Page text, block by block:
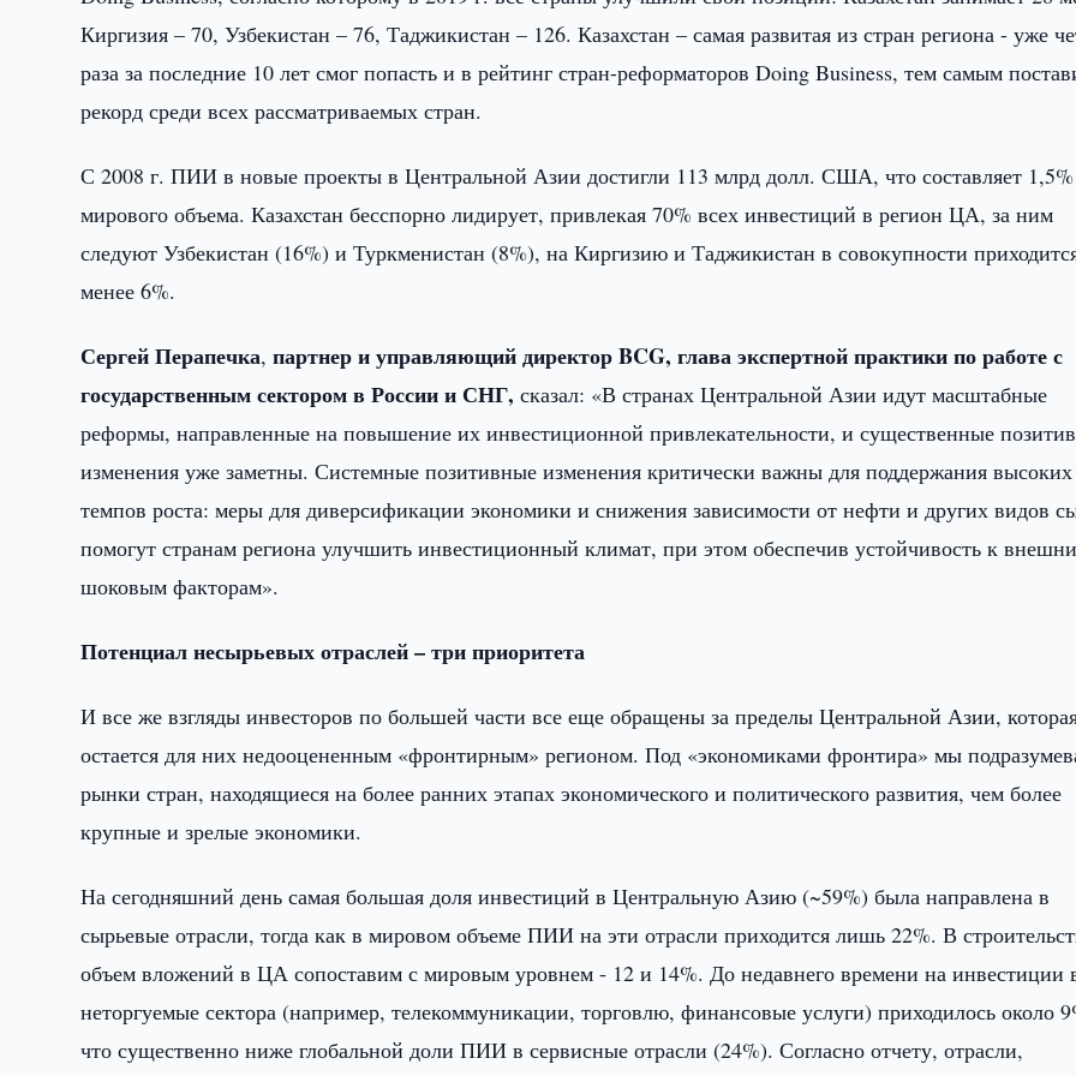
Киргизия – 70, Узбекистан – 76, Таджикистан – 126. Казахстан – самая развитая из стран региона - уже
раза за последние 10 лет смог попасть и в рейтинг стран-реформаторов Doing Business, тем самым
рекорд среди всех рассматриваемых стран.
С 2008 г. ПИИ в новые проекты в Центральной Азии достигли 113 млрд долл. США, что составляет 1,5%
мирового объема. Казахстан бесспорно лидирует, привлекая 70% всех инвестиций в регион ЦА, за ним
следуют Узбекистан (16%) и Туркменистан (8%), на Киргизию и Таджикистан в совокупности
менее 6%.
Сергей Перапечка,партнер и управляющий директорBCG, глава экспертной практики по работе с
государственным сектором в России и СНГ, сказал: «В странах Центральной Азии идут масштабные
реформы, направленные на повышение их инвестиционной привлекательности, и существенные
изменения уже заметны. Системные позитивные изменения критически важны для поддержания высоких
темпов роста: меры для диверсификации экономики и снижения зависимости от нефти и других видов
помогут странам региона улучшить инвестиционный климат, при этом обеспечив устойчивость к
шоковым факторам».
Потенциал несырьевых отраслей – три приоритета
И все же взгляды инвесторов по большей части все еще обращены за пределы Центральной Азии,
остается для них недооцененным «фронтирным» регионом. Под «экономиками фронтира» мы
рынки стран, находящиеся на более ранних этапах экономического и политического развития, чем более
крупные и зрелые экономики.
На сегодняшний день самая большая доля инвестиций в Центральную Азию (~59%) была направлена в
сырьевые отрасли, тогда как в мировом объеме ПИИ на эти отрасли приходится лишь 22%. В
объем вложений в ЦА сопоставим с мировым уровнем - 12 и 14%. До недавнего времени на инвестиции
неторгуемые сектора (например, телекоммуникации, торговлю, финансовые услуги) приходилось около
что существенно ниже глобальной доли ПИИ в сервисные отрасли (24%). Согласно отчету, отрасли,